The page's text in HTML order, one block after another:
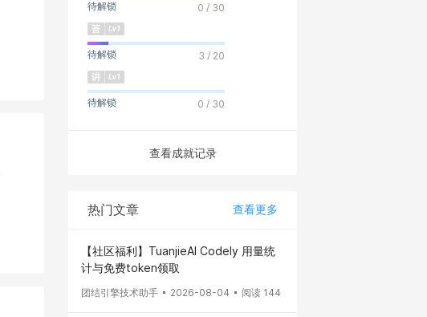
待解锁 0 / 30
待解锁 3 / 20
待解锁 0 / 30
查看成就记录
热门文章 查看更多
【社区福利】TuanjieAI Codely 用量统
计与免费token领取
团结引擎技术助手 2026-08-04 阅读 144